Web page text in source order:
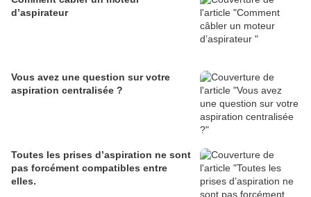
d’aspirateur
Vous avez une question sur votre
aspiration centralisée ?
Toutes les prises d’aspiration ne sont
pas forcément compatibles entre
elles.